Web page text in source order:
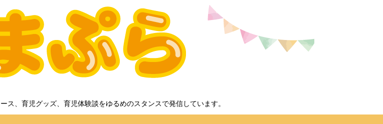
ス、育児グッズ、育児体験談をゆるめのスタンスで発信しています。